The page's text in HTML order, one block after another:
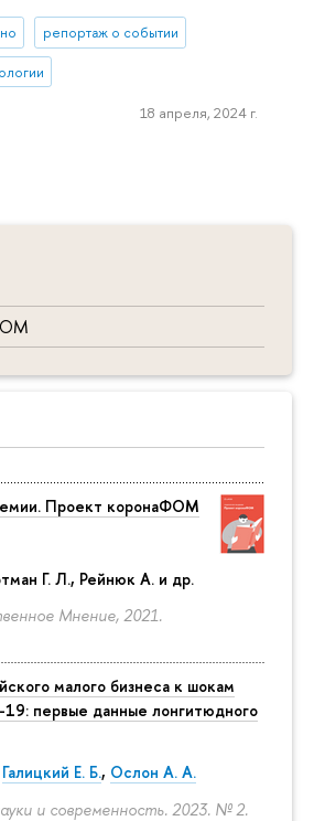
Проект коронаФОМ
Г. Л., Рейнюк А. и др.
Мнение, 2021.
малого бизнеса к шокам
первые данные лонгитюдного
Галицкий Е. Б., Ослон А. А.
и современность. 2023. № 2.
репортаж о событии
18 апреля, 2024 г.